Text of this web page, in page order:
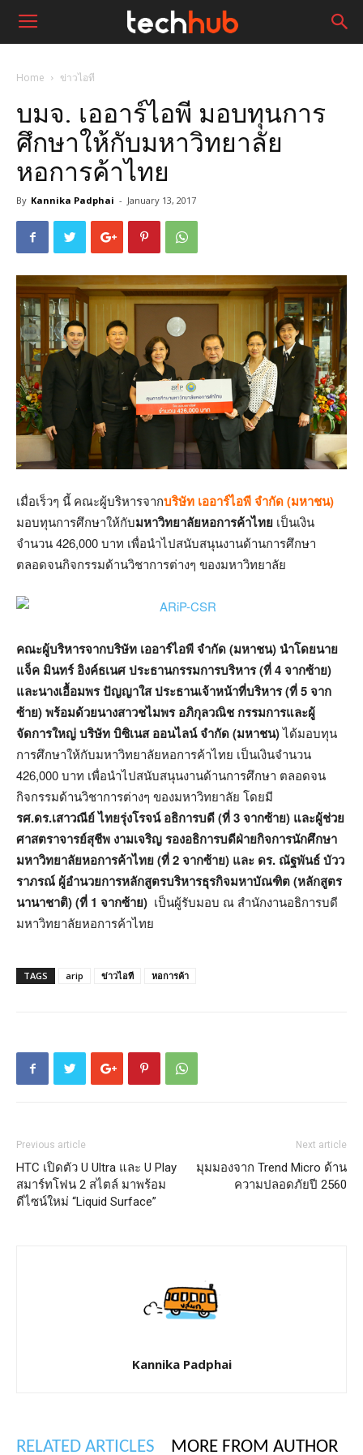
Home ข่าวไอที
บมจ. เออาร์ไอพี มอบทุนการ
ศึกษาให้กับมหาวิทยาลัย
หอการค้าไทย
By Kannika Padphai - January 13, 2017
เมื่อเร็วๆ นี้ คณะผู้บริหารจากบริษัท เออาร์ไอพี จำกัด (มหาชน)
มอบทุนการศึกษาให้กับมหาวิทยาลัยหอการค้าไทย เป็นเงิน
จำนวน 426,000 บาท เพื่อนำไปสนับสนุนงานด้านการศึกษา
ตลอดจนกิจกรรมด้านวิชาการต่างๆ ของมหาวิทยาลัย
คณะผู้บริหารจากบริษัท เออาร์ไอพี จำกัด (มหาชน) นำโดยนาย
แจ็ค มินทร์ อิงค์ธเนศ ประธานกรรมการบริหาร (ที่ 4 จากซ้าย)
และนางเอื้อมพร ปัญญาใส ประธานเจ้าหน้าที่บริหาร (ที่ 5 จาก
ซ้าย) พร้อมด้วยนางสาวชไมพร อภิกุลวณิช กรรมการและผู้
จัดการใหญ่ บริษัท บิซิเนส ออนไลน์ จำกัด (มหาชน)ได้มอบทุน
การศึกษาให้กับมหาวิทยาลัยหอการค้าไทย เป็นเงินจำนวน
426,000 บาท เพื่อนำไปสนับสนุนงานด้านการศึกษา ตลอดจน
กิจกรรมด้านวิชาการต่างๆ ของมหาวิทยาลัย โดยมี
รศ.ดร.เสาวณีย์ ไทยรุ่งโรจน์ อธิการบดี (ที่ 3 จากซ้าย) และผู้ช่วย
ศาสตราจารย์สุชีพ งามเจริญ รองอธิการบดีฝ่ายกิจการนักศึกษา
มหาวิทยาลัยหอการค้าไทย (ที่ 2 จากซ้าย) และ ดร. ณัฐพันธ์ บัวว
ราภรณ์ ผู้อำนวยการหลักสูตรบริหารธุรกิจมหาบัณฑิต (หลักสูตร
นานาชาติ) (ที่ 1 จากซ้าย) เป็นผู้รับมอบ ณ สำนักงานอธิการบดี
มหาวิทยาลัยหอการค้าไทย
TAGS arip ข่าวไอที หอการค้า
Previous article
HTC เปิดตัว U Ultra และ U Play
สมาร์ทโฟน 2 สไตล์ มาพร้อม
ดีไซน์ใหม่ “Liquid Surface”
Next article
มุมมองจาก Trend Micro ด้าน
ความปลอดภัยปี 2560
Kannika Padphai
RELATED ARTICLES MORE FROM AUTHOR